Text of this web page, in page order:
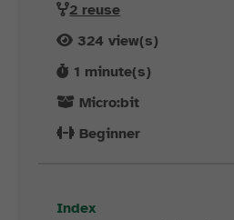
2 reuse
324 view(s)
1 minute(s)
Micro:bit
Beginner
Index